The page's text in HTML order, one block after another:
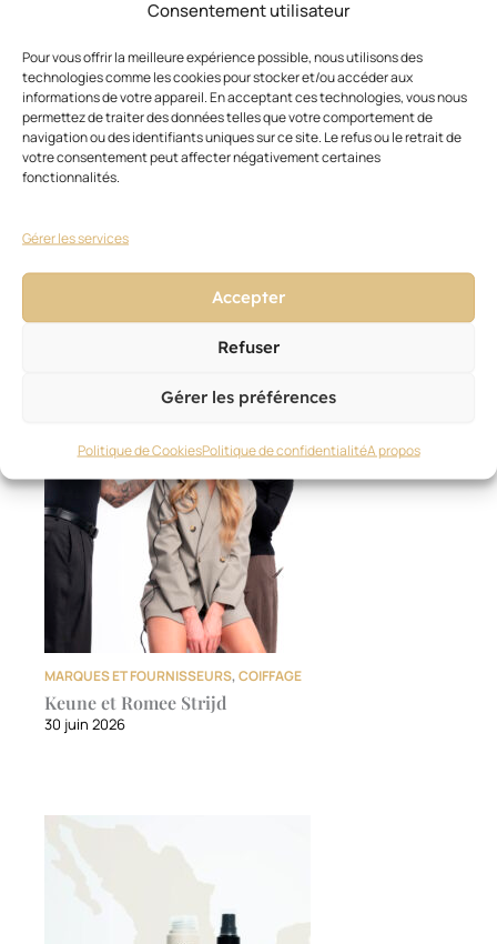
Consentement utilisateur
Pour vous offrir la meilleure expérience possible, nous utilisons des
technologies comme les cookies pour stocker et/ou accéder aux
informations de votre appareil. En acceptant ces technologies, vous nous
permettez de traiter des données telles que votre comportement de
navigation ou des identifiants uniques sur ce site. Le refus ou le retrait de
votre consentement peut affecter négativement certaines
fonctionnalités.
Gérer les services
Accepter
Refuser
Gérer les préférences
Politique de CookiesPolitique de confidentialitéA propos
optimiser
le
potentiel
des
produits.
Ces articles pourraient vous
MARQUES ET FOURNISSEURS,COIFFAGE
Keune et Romee Strijd
30 juin 2026